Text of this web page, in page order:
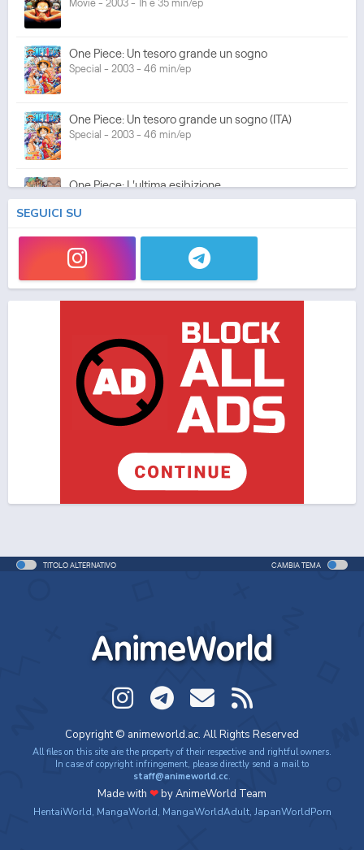
One Piece: Un tesoro grande un sogno
Special - 2003 - 46 min/ep
One Piece: Un tesoro grande un sogno (ITA)
Special - 2003 - 46 min/ep
One Piece: L'ultima esibizione
Special - 2003 - 45 min/ep
One Piece: L'ultima esibizione (ITA)
Special - 2003 - 45 min/ep
Movie - 2004 - 1h e 35 min/ep
One Piece Movie 05: Norowareta Seiken (ITA)
Movie - 2004 - 1h e 35 min/ep
no Shima (ITA)
Movie - 2005 - 1h e 31 min/ep
One Piece: Le avventure del detective Cappello di
Special - 2005 - 42 min/ep
One Piece Movie 07: Karakuri-jou no Mecha Kyohei
Movie - 2006 - 1h e 34 min/ep
One Piece Movie 07: Karakuri-jou no Mecha Kyohei
(ITA)
SEGUICI SU
TITOLO ALTERNATIVO CAMBIA TEMA
AnimeWorld
Copyright © animeworld.ac. All Rights Reserved
All files on this site are the property of their respective and rightful owners.
In case of copyright infringement, please directly send a mail to
staff@animeworld.cc.
Made with ❤by AnimeWorld Team
HentaiWorld, MangaWorld, MangaWorldAdult, JapanWorldPorn